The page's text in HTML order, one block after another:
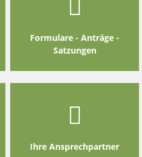
Formulare - Anträge -
Satzungen
Ihre Ansprechpartner